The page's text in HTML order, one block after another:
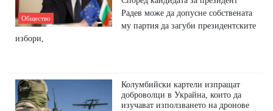
Общество
Радев може да допусне собствената
му партия да загуби президентските
избори,
Колумбийски картели изпращат
доброволци в Украйна, които да
изучават използването на дронове